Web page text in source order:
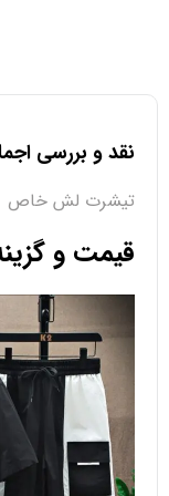
نقد و بررسی
تیشرت لش خاص
قیمت و